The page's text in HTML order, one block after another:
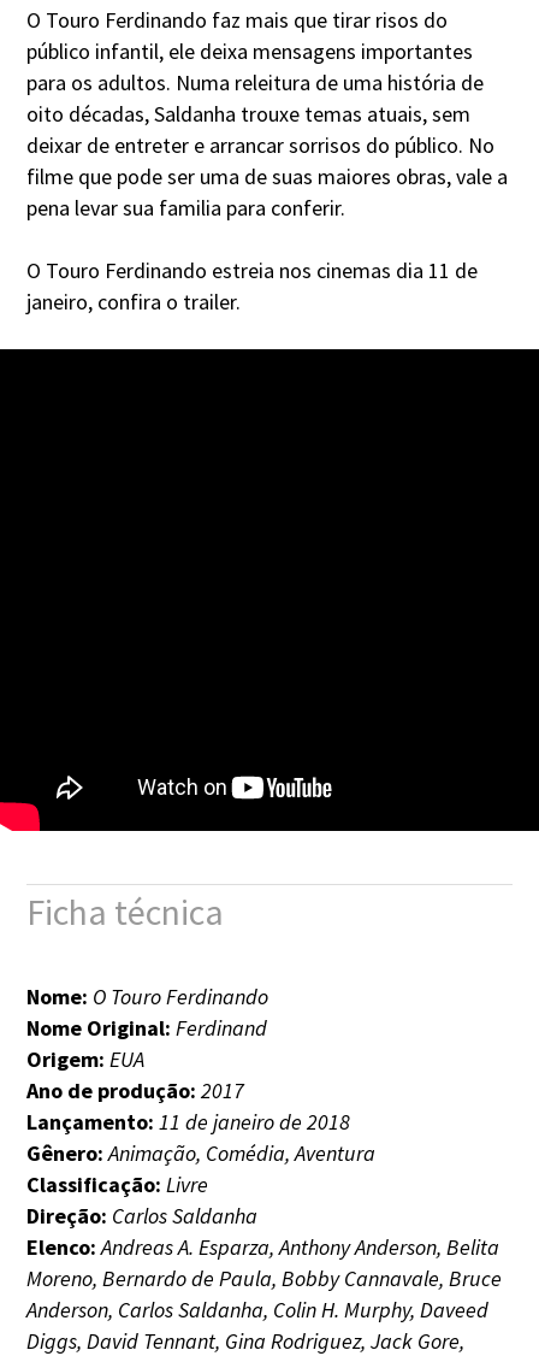
O Touro Ferdinando faz mais que tirar risos do
público infantil, ele deixa mensagens importantes
para os adultos. Numa releitura de uma história de
oito décadas, Saldanha trouxe temas atuais, sem
deixar de entreter e arrancar sorrisos do público. No
filme que pode ser uma de suas maiores obras, vale a
pena levar sua familia para conferir.
O Touro Ferdinando estreia nos cinemas dia 11 de
janeiro, confira o trailer.
Ficha técnica
Nome: O Touro Ferdinando
Nome Original: Ferdinand
Origem: EUA
Ano de produção: 2017
Lançamento: 11 de janeiro de 2018
Gênero: Animação, Comédia, Aventura
Classificação: Livre
Direção: Carlos Saldanha
Elenco: Andreas A. Esparza, Anthony Anderson, Belita
Moreno, Bernardo de Paula, Bobby Cannavale, Bruce
Anderson, Carlos Saldanha, Colin H. Murphy, Daveed
Diggs, David Tennant, Gina Rodriguez, Jack Gore,